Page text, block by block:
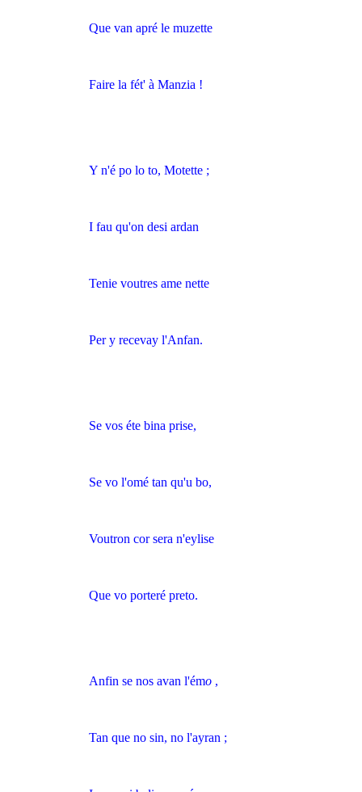
Que van apré le muzette
Faire la fét' à Manzia !
Y n'é po lo to, Motette ;
I fau qu'on desi ardan
Tenie voutres ame nette
Per y recevay l'Anfan.
Se vos éte bina prise,
Se vo l'omé tan qu'u bo,
Voutron cor sera n'eylise
Que vo porteré preto.
Anfin se nos avan l'émo ,
Tan que no sin, no l'ayran ;